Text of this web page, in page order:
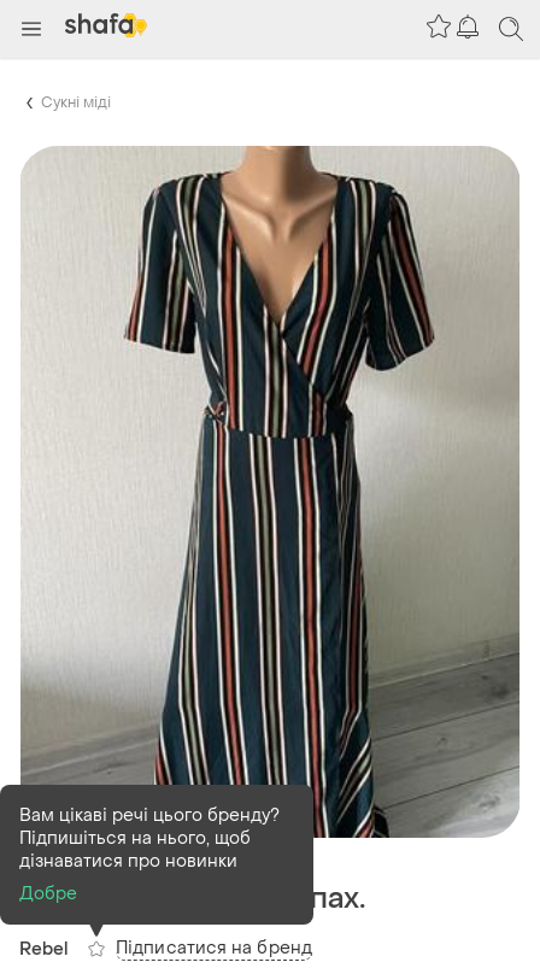
Сукні міді
В наявності1 шт
Стильна сукня на запах.
Rebel
Вам цікаві речі цього бренду?
Підпишіться на нього, щоб
дізнаватися про новинки
Добре
Підписатися на бренд